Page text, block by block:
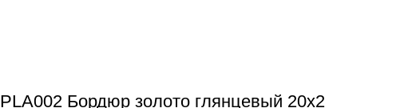
PLA002 Бордюр золото глянцевый 20х2